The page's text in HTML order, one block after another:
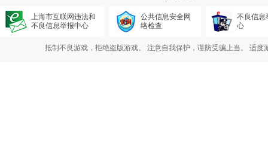
上海市互联网违法和
不良信息举报中心
公共信息安全网
络检查
不良信息
心
抵制不良游戏，拒绝盗版游戏。 注意自我保护，谨防受骗上当。 适